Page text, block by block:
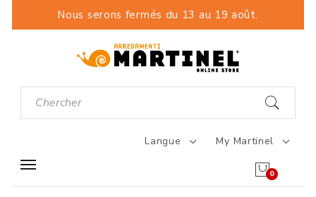
Nous serons fermés du 13 au 19 août.
Langue My Martinel
0